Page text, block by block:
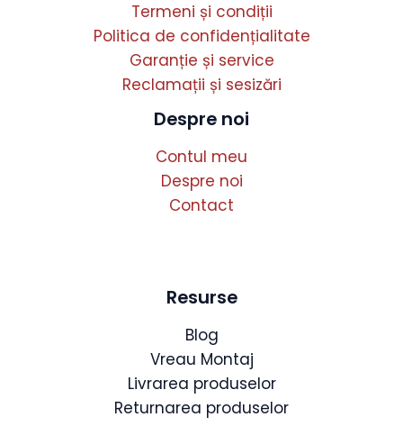
Termeni și condiții
Politica de confidențialitate
Garanție și service
Reclamații și sesizări
Despre noi
Contul meu
Despre noi
Contact
Resurse
Blog
Vreau Montaj
Livrarea produselor
Returnarea produselor